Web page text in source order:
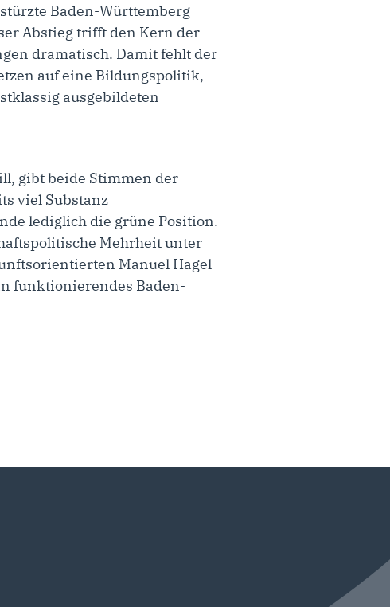
Baden-Württemberg
Abstieg trifft den Kern der
dramatisch. Damit fehlt der
auf eine Bildungspolitik,
ausgebildeten
gibt beide Stimmen der
viel Substanz
lediglich die grüne Position.
Mehrheit unter
Manuel Hagel
funktionierendes Baden-